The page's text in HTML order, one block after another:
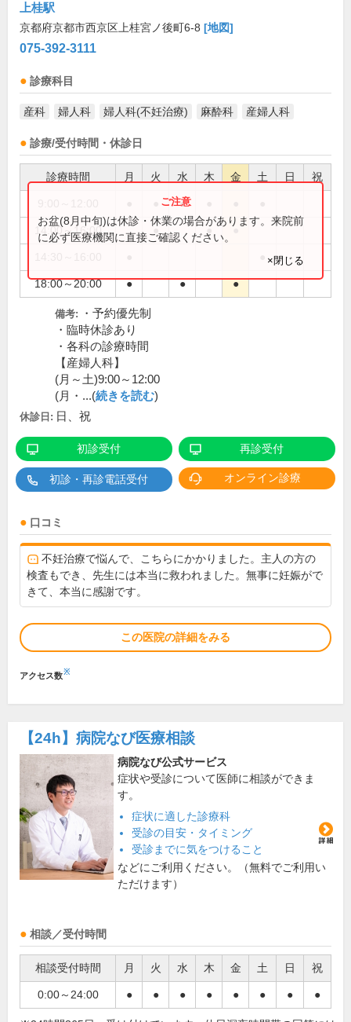
上桂駅
京都府京都市西京区上桂宮ノ後町6-8 [地図]
075-392-3111
診療科目
産科 婦人科 婦人科(不妊治療) 麻酔科 産婦人科
診療/受付時間・休診日
診療時間 月 火 水 木 金 土 日 祝
●
14:00～16:00 ● ● ●
18:00～20:00 ● ● ●
お盆(8月中旬)は休診・休業の場合があります。来院前
に必ず医療機関に直接ご確認ください。
×閉じる
備考:
・予約優先制
・臨時休診あり
・各科の診療時間
【産婦人科】
(月～土)9:00～12:00
(月・...(続きを読む)
休診日: 日、祝
初診受付 再診受付
初診・再診電話受付 オンライン診療
口コミ
不妊治療で悩んで、こちらにかかりました。主人の方の
検査もでき、先生には本当に救われました。無事に妊娠がで
きて、本当に感謝です。
この医院の詳細をみる
アクセス数※
【24h】 病院なび医療相談
病院なび公式サービス
症状や受診について医師に相談ができま
す。
症状に適した診療科
受診の目安・タイミング
受診までに気をつけること
などにご利用ください。（無料でご利用い
ただけます）
相談／受付時間
相談受付時間 月 火 水 木 金 土 日 祝
0:00～24:00 ● ● ● ● ● ● ● ●